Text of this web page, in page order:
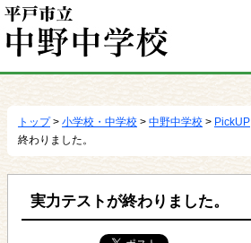
動
トップ> 小学校・中学校 > 中野中学校 > PickUP
終わりました。
実力テストが終わりました。